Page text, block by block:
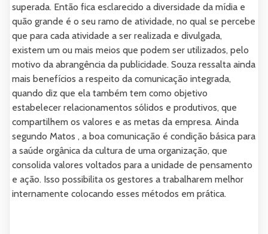
superada. Então fica esclarecido a diversidade da mídia e
quão grande é o seu ramo de atividade, no qual se percebe
que para cada atividade a ser realizada e divulgada,
existem um ou mais meios que podem ser utilizados, pelo
motivo da abrangência da publicidade. Souza ressalta ainda
mais benefícios a respeito da comunicação integrada,
quando diz que ela também tem como objetivo
estabelecer relacionamentos sólidos e produtivos, que
compartilhem os valores e as metas da empresa. Ainda
segundo Matos , a boa comunicação é condição básica para
a saúde orgânica da cultura de uma organização, que
consolida valores voltados para a unidade de pensamento
e ação. Isso possibilita os gestores a trabalharem melhor
internamente colocando esses métodos em prática.